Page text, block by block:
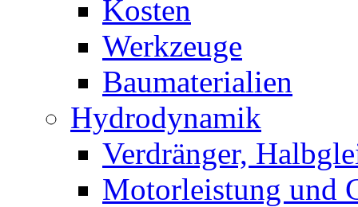
Kosten
Werkzeuge
Baumaterialien
Hydrodynamik
Verdränger,
Motorleistung und